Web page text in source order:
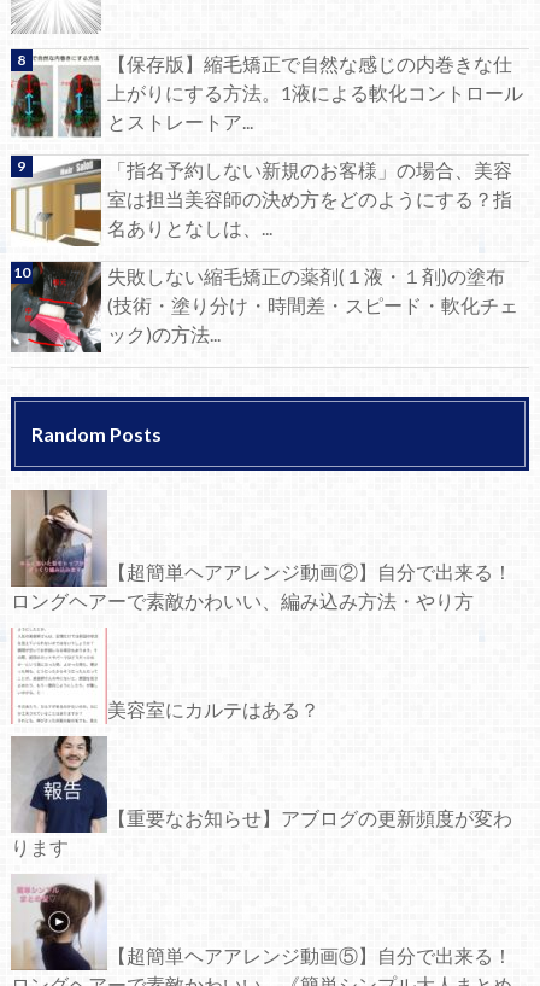
【保存版】縮毛矯正で自然な感じの内巻きな仕
上がりにする方法。1液による軟化コントロール
とストレートア...
「指名予約しない新規のお客様」の場合、美容
室は担当美容師の決め方をどのようにする？指
名ありとなしは、...
失敗しない縮毛矯正の薬剤(１液・１剤)の塗布
(技術・塗り分け・時間差・スピード・軟化チェ
ック)の方法...
Random Posts
【超簡単ヘアアレンジ動画②】自分で出来る！
ロングヘアーで素敵かわいい、編み込み方法・やり方
美容室にカルテはある？
【重要なお知らせ】アブログの更新頻度が変わ
ります
【超簡単ヘアアレンジ動画⑤】自分で出来る！